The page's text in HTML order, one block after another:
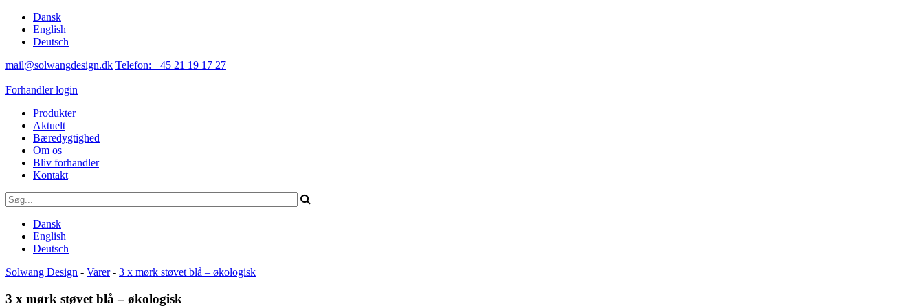
Dansk
English
Deutsch
mail@solwangdesign.dk Telefon: +45 21 19 17 27
Forhandler login
Produkter
Aktuelt
Bæredygtighed
Om os
Bliv forhandler
Kontakt
Dansk
English
Deutsch
Solwang Design - Varer- 3 x mørk støvet blå – økologisk
3 x mørk støvet blå – økologisk